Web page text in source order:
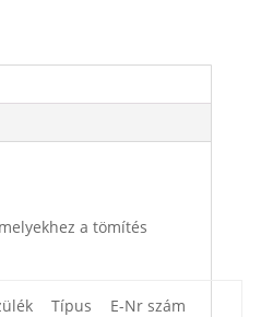
a tömítés
Típus E-Nr szám